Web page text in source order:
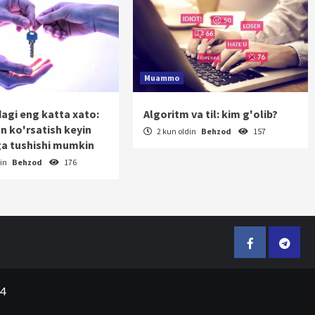
eng katta xato:
ko'rsatish keyin
tushishi mumkin
Behzod 176
Muammo
Algoritm va til: kim g'olib?
2 kun oldin Behzod 157
Facebook